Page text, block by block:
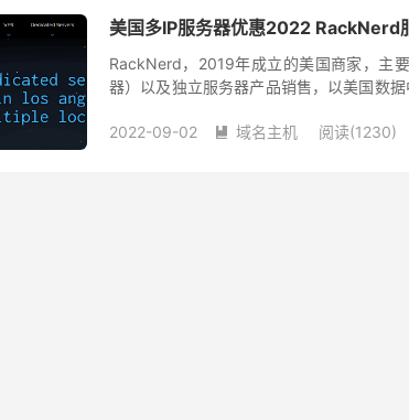
美国多IP服务器优惠2022 RackNerd
RackNerd，2019年成立的美国商家，主
器）以及独立服务器产品销售，以美国数
2022-09-02
 域名主机 阅读(1230)